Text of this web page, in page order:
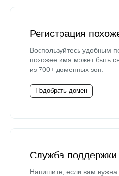
Регистрация
Воспользуйтесь удобным
похожее имя может быть
из 700+ доменных зон.
Подобрать домен
Служба поддержки
Напишите, если вам